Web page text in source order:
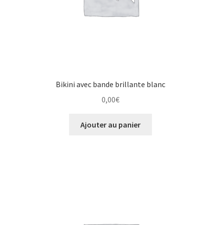
Bikini avec bande brillante blanc
0,00€
Ajouter au panier